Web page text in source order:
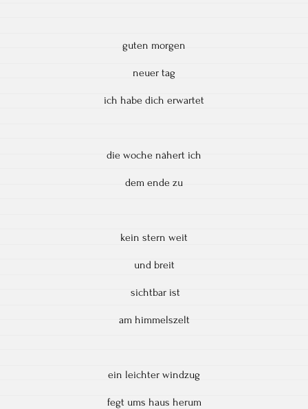
guten morgen
neuer tag
ich habe dich erwartet
die woche nähert ich
dem ende zu
kein stern weit
und breit
sichtbar ist
am himmelszelt
ein leichter windzug
fegt ums haus herum